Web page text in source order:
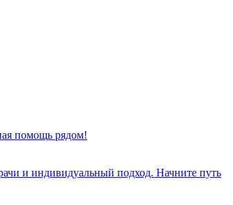
помощь рядом!
и индивидуальный подход. Начните путь